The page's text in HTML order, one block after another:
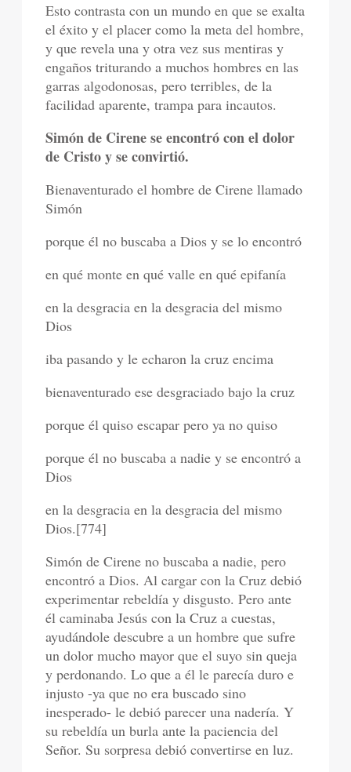
Esto contrasta con un mundo en que se exalta
el éxito y el placer como la meta del hombre,
y que revela una y otra vez sus mentiras y
engaños triturando a muchos hombres en las
garras algodonosas, pero terribles, de la
facilidad aparente, trampa para incautos.
Simón de Cirene se encontró con el dolor
de Cristo y se convirtió.
Bienaventurado el hombre de Cirene llamado
Simón
porque él no buscaba a Dios y se lo encontró
en qué monte en qué valle en qué epifanía
en la desgracia en la desgracia del mismo
Dios
iba pasando y le echaron la cruz encima
bienaventurado ese desgraciado bajo la cruz
porque él quiso escapar pero ya no quiso
porque él no buscaba a nadie y se encontró a
Dios
en la desgracia en la desgracia del mismo
Dios.[774]
Simón de Cirene no buscaba a nadie, pero
encontró a Dios. Al cargar con la Cruz debió
experimentar rebeldía y disgusto. Pero ante
él caminaba Jesús con la Cruz a cuestas,
ayudándole descubre a un hombre que sufre
un dolor mucho mayor que el suyo sin queja
y perdonando. Lo que a él le parecía duro e
injusto -ya que no era buscado sino
inesperado- le debió parecer una nadería. Y
su rebeldía un burla ante la paciencia del
Señor. Su sorpresa debió convertirse en luz.